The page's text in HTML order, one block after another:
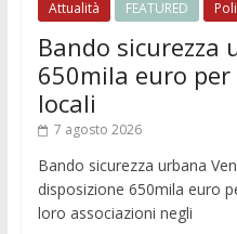
Attualità FEATURED
Bando sicurezza
650mila euro per
locali
7 agosto 2026
Bando sicurezza urbana
disposizione 650mila euro
loro associazioni negli